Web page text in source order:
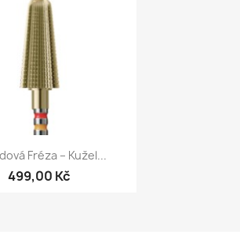
Rychlý náhled
Fréza – Kužel...
499,00 Kč